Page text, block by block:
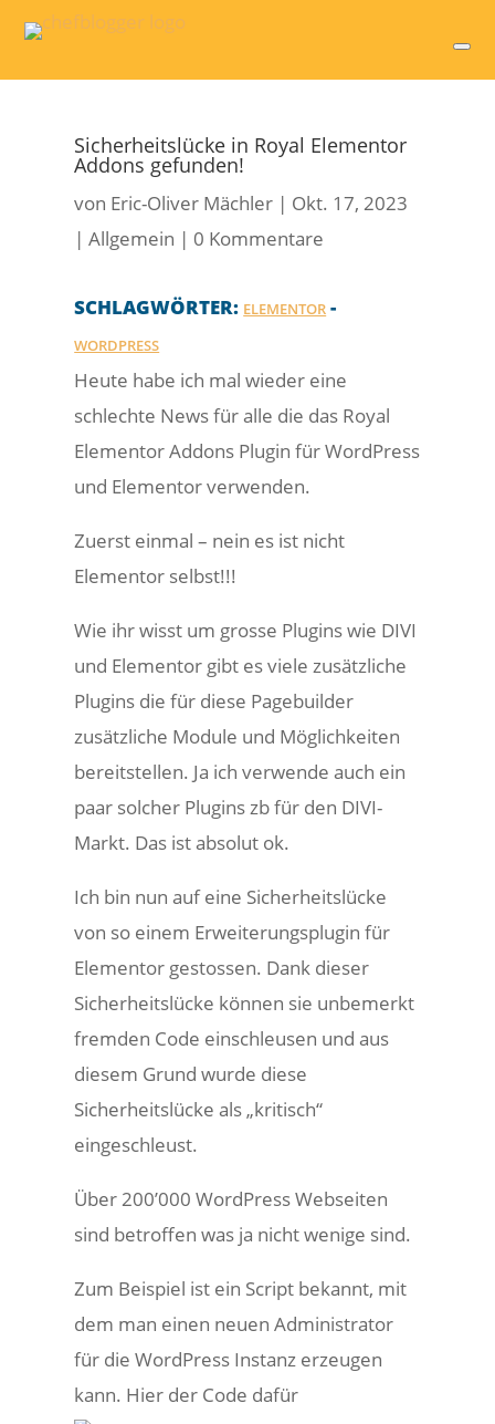
Sicherheitslücke in Royal Elementor
Addons gefunden!
von Eric-Oliver Mächler | Okt. 17, 2023
|Allgemein | 0 Kommentare
SCHLAGWÖRTER: ELEMENTOR -
WORDPRESS
Heute habe ich mal wieder eine
schlechte News für alle die das Royal
Elementor Addons Plugin für WordPress
und Elementor verwenden.
Zuerst einmal – nein es ist nicht
Elementor selbst!!!
Wie ihr wisst um grosse Plugins wie DIVI
und Elementor gibt es viele zusätzliche
Plugins die für diese Pagebuilder
zusätzliche Module und Möglichkeiten
bereitstellen. Ja ich verwende auch ein
paar solcher Plugins zb für den DIVI-
Markt. Das ist absolut ok.
Ich bin nun auf eine Sicherheitslücke
von so einem Erweiterungsplugin für
Elementor gestossen. Dank dieser
Sicherheitslücke können sie unbemerkt
fremden Code einschleusen und aus
diesem Grund wurde diese
Sicherheitslücke als „kritisch“
eingeschleust.
Über 200’000 WordPress Webseiten
sind betroffen was ja nicht wenige sind.
Zum Beispiel ist ein Script bekannt, mit
dem man einen neuen Administrator
für die WordPress Instanz erzeugen
kann. Hier der Code dafür